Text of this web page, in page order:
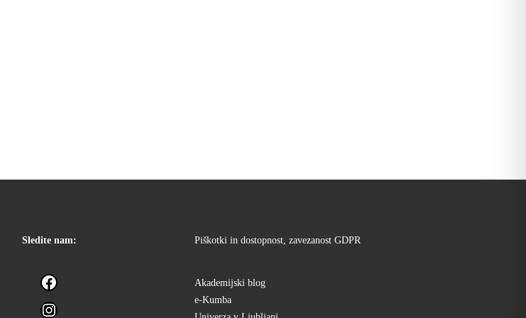
Sledite nam:
Facebook
Instagram
Piškotki in dostopnost, zavezanost GDPR
Akademijski blog
e-Kumba